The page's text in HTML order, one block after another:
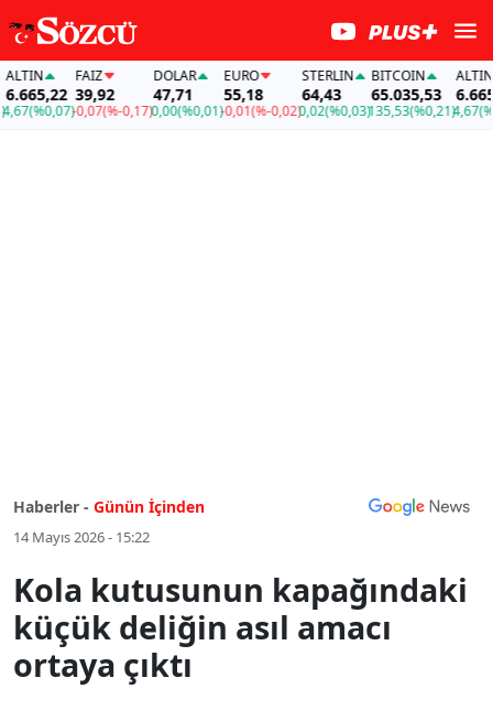
(%0,07)
FAİZ
39,92
-0,07(%-0,17)
DOLAR
47,71
0,00(%0,01)
EURO
55,18
-0,01(%-0,02)
STERLIN
64,43
0,02(%0,03)
BITCOIN
65.035,53
135,53(%0,21)
ALTIN
4,67
Haberler - Günün İçinden
14 Mayıs 2026 - 15:22
Kola kutusunun kapağındaki
küçük deliğin asıl amacı
ortaya çıktı